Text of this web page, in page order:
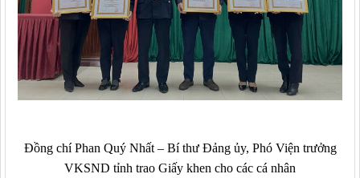
Đồng chí Phan Quý Nhất – Bí thư Đảng ủy, Phó Viện trưởng
VKSND tỉnh trao Giấy khen cho các cá nhân